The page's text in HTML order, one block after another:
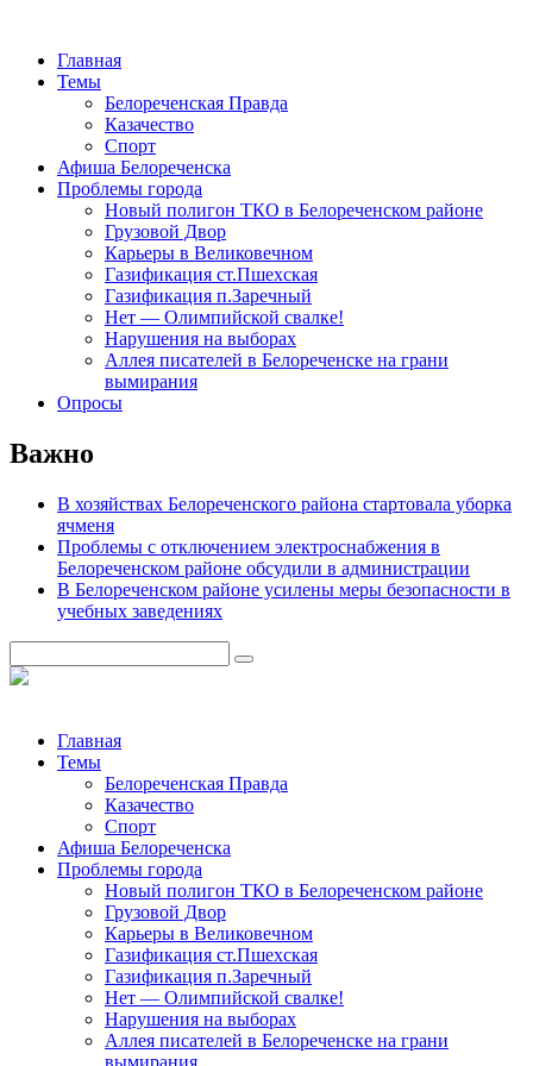
Главная
Темы
Белореченская Правда
Казачество
Спорт
Афиша Белореченска
Проблемы города
Новый полигон ТКО в Белореченском районе
Грузовой Двор
Карьеры в Великовечном
Газификация ст.Пшехская
Газификация п.Заречный
Нет — Олимпийской свалке!
Нарушения на выборах
Аллея писателей в Белореченске на грани
вымирания
Опросы
Важно
В хозяйствах Белореченского района стартовала уборка
ячменя
Проблемы с отключением электроснабжения в
Белореченском районе обсудили в администрации
В Белореченском районе усилены меры безопасности в
учебных заведениях
Главная
Темы
Белореченская Правда
Казачество
Спорт
Афиша Белореченска
Проблемы города
Новый полигон ТКО в Белореченском районе
Грузовой Двор
Карьеры в Великовечном
Газификация ст.Пшехская
Газификация п.Заречный
Нет — Олимпийской свалке!
Нарушения на выборах
Аллея писателей в Белореченске на грани
вымирания